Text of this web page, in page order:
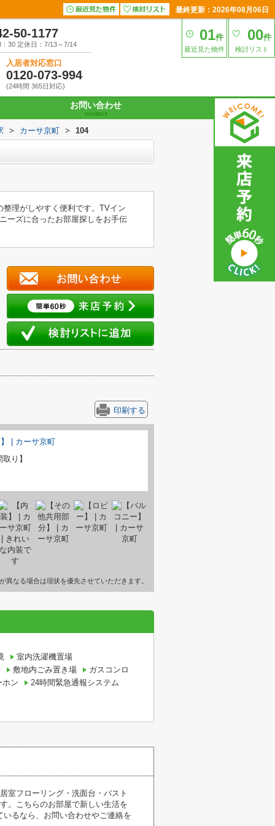
最終更新：2026年08月06日
50-1177
30 定休日：7/13～7/14
入居者対応窓口
0120-073-994
(24時間 365日対応)
01件
最近見た物件
00件
検討リスト
お問い合わせ
contact
> カーサ京町 > 104
理がしやすく便利です。TVイン
ーズに合ったお部屋探しをお手伝
印刷する
り】
なる場合は現状を優先させていただきます。
室内洗濯機置場
敷地内ごみ置き場
ガスコンロ
ホン
24時間緊急通報システム
室フローリング・洗面台・バスト
。こちらのお部屋で新しい生活を
るなら、お問い合わせやご連絡を